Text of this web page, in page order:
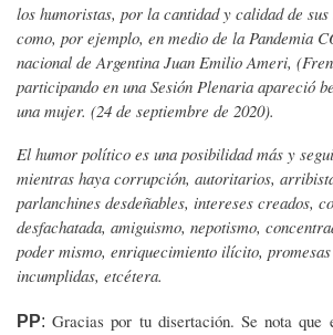
los humoristas, por la cantidad y calidad de
como, por ejemplo, en medio de la Pandemia
nacional de Argentina Juan Emilio Ameri,
participando en una Sesión Plenaria apareció
una mujer. (24 de septiembre de 2020).
El humor político es una posibilidad más y
mientras haya corrupción, autoritarios,
parlanchines desdeñables, intereses creados,
desfachatada, amiguismo, nepotismo,
poder mismo, enriquecimiento ilícito,
incumplidas, etcétera.
PP:Gracias por tu disertación. Se nota que